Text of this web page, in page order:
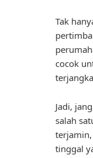
Tak
cocok
Jadi,
salah
tinggal